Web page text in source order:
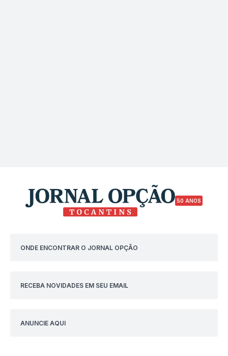
50 ANOS
ONDE ENCONTRAR O JORNAL OPÇÃO
RECEBA NOVIDADES EM SEU EMAIL
ANUNCIE AQUI